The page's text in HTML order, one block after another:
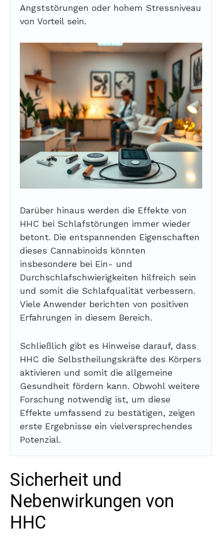
Angststörungen oder hohem Stressniveau
von Vorteil sein.
Darüber hinaus werden die Effekte von
HHC bei Schlafstörungen immer wieder
betont. Die entspannenden Eigenschaften
dieses Cannabinoids könnten
insbesondere bei Ein- und
Durchschlafschwierigkeiten hilfreich sein
und somit die Schlafqualität verbessern.
Viele Anwender berichten von positiven
Erfahrungen in diesem Bereich.
Schließlich gibt es Hinweise darauf, dass
HHC die Selbstheilungskräfte des Körpers
aktivieren und somit die allgemeine
Gesundheit fördern kann. Obwohl weitere
Forschung notwendig ist, um diese
Effekte umfassend zu bestätigen, zeigen
erste Ergebnisse ein vielversprechendes
Potenzial.
Sicherheit und
Nebenwirkungen von
HHC